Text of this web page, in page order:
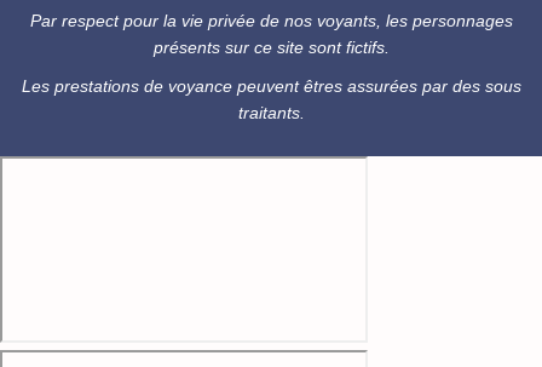
Par respect pour la vie privée de nos voyants, les personnages
présents sur ce site sont fictifs.
Les prestations de voyance peuvent êtres assurées par des sous
traitants.